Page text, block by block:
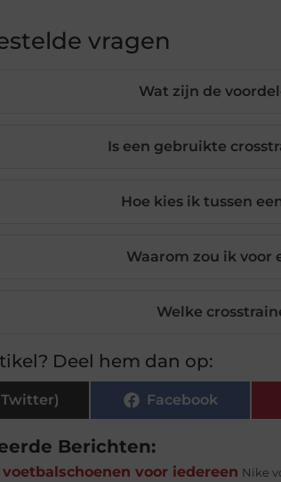
vragen
Wat zijn de
Is een gebruikte
Hoe kies ik tussen
Waarom zou ik voor
Welke
Deel hem dan op:
Facebook
Berichten:
voetbalschoenen voor iedereen Nike